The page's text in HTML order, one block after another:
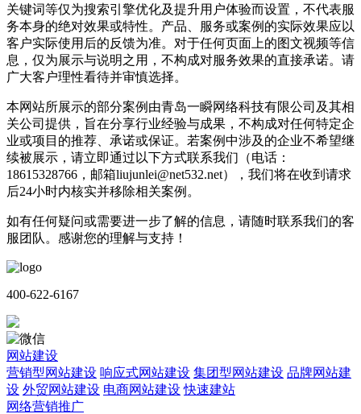
关键词等仅为搜索引擎优化及提升用户体验而设置，不代表服
务本身的绝对效果或特性。产品、服务或案例的实际效果应以
客户实际使用后的反馈为准。对于任何页面上的图文视频等信
息，仅为展示与说明之用，不构成对服务效果的直接承诺。请
广大客户理性看待并审慎选择。
本网站所展示的部分案例由青岛一瞬网络科技有限公司及其相
关公司提供，旨在分享行业经验与成果，不构成对任何特定企
业或项目的推荐、承诺或保证。若案例中涉及的企业不希望继
续被展示，请立即通过以下方式联系我们（电话：
18615328766，邮箱liujunlei@net532.net），我们将在收到请求
后24小时内核实并移除相关案例。
如有任何疑问或需要进一步了解的信息，请随时联系我们的客
服团队。感谢您的理解与支持！
400-622-6167
网站建设
营销型网站建设 响应式网站建设 集团型网站建设 品牌网站建
设 外贸网站建设 电商网站建设 快速建站
网络营销推广